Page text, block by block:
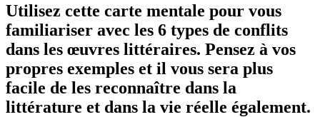
Utilisez cette carte mentale pour vous
familiariser avec les 6 types de conflits
dans les œuvres littéraires. Pensez à vos
propres exemples et il vous sera plus
facile de les reconnaître dans la
littérature et dans la vie réelle également.